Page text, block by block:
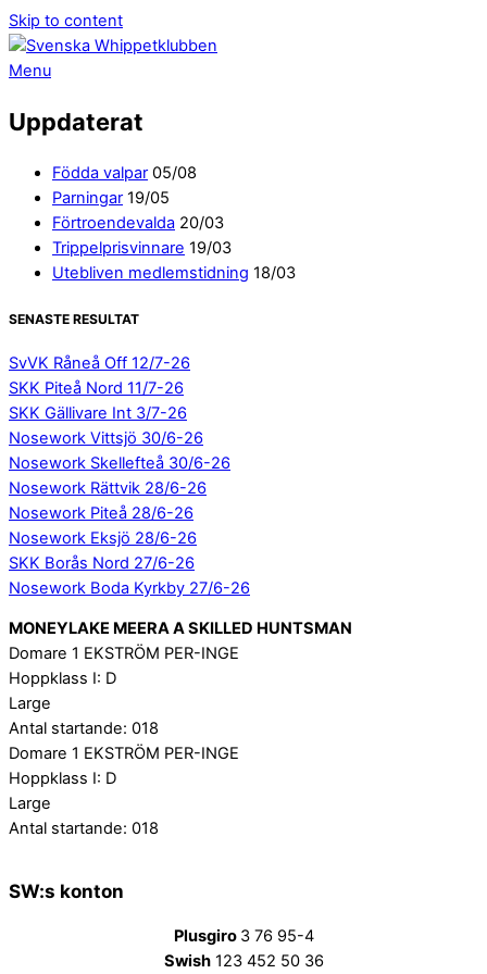
Skip to content
Menu
Uppdaterat
Födda valpar 05/08
Parningar 19/05
Förtroendevalda 20/03
Trippelprisvinnare 19/03
Utebliven medlemstidning 18/03
SENASTE RESULTAT
SvVK Råneå Off 12/7-26
SKK Piteå Nord 11/7-26
SKK Gällivare Int 3/7-26
Nosework Vittsjö 30/6-26
Nosework Skellefteå 30/6-26
Nosework Rättvik 28/6-26
Nosework Piteå 28/6-26
Nosework Eksjö 28/6-26
SKK Borås Nord 27/6-26
Nosework Boda Kyrkby 27/6-26
MONEYLAKE MEERA A SKILLED HUNTSMAN
Domare 1 EKSTRÖM PER-INGE
Hoppklass I: D
Large
Antal startande: 018
Domare 1 EKSTRÖM PER-INGE
Hoppklass I: D
Large
Antal startande: 018
SW:s konton
Plusgiro 3 76 95-4
Swish123 452 50 36